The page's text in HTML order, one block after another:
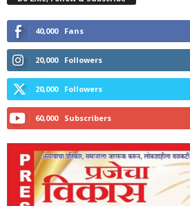
40,000 Fans
20,000 Followers
20,000 Followers
60,000 Subscribers